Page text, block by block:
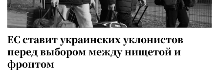
ЕС ставит украинских уклонистов
перед выбором между нищетой и
фронтом